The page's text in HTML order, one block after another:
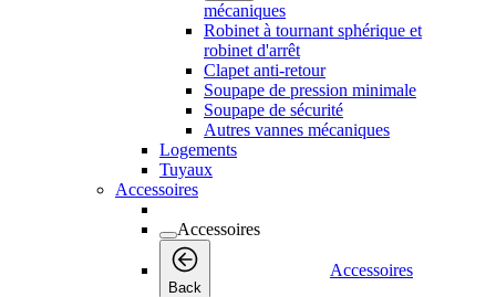
mécaniques
Robinet à tournant sphérique et
robinet d'arrêt
Clapet anti-retour
Soupape de pression minimale
Soupape de sécurité
Autres vannes mécaniques
Logements
Tuyaux
Accessoires
Accessoires
Back
Accessoires